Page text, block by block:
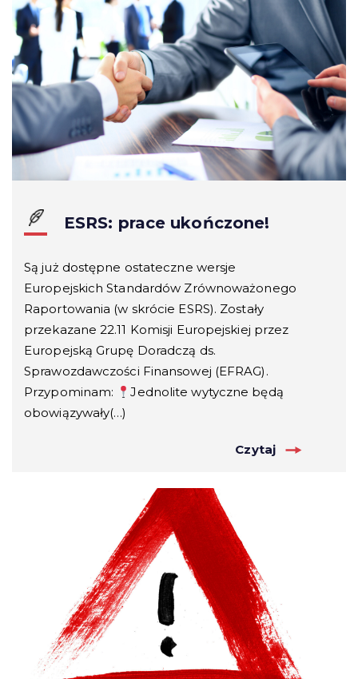
ESRS: prace ukończone!
Są już dostępne ostateczne wersje
Europejskich Standardów Zrównoważonego
Raportowania (w skrócie ESRS). Zostały
przekazane 22.11 Komisji Europejskiej przez
Europejską Grupę Doradczą ds.
Sprawozdawczości Finansowej (EFRAG).
Przypominam:
Jednolite wytyczne będą
obowiązywały(…)
Czytaj